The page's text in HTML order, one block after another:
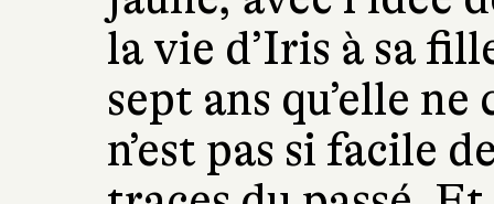
la vie d’Iris à sa
sept ans qu’elle
n’est pas si facile